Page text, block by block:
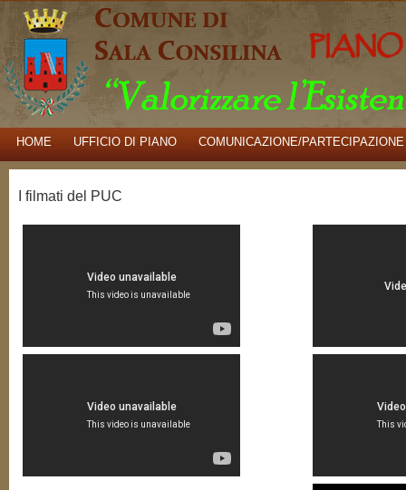
HOME UFFICIO DI PIANO COMUNICAZIONE/PARTECIPAZIONE
I filmati del PUC